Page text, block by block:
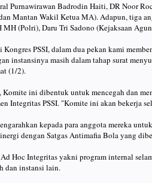
Purnawirawan Badrodin Haiti, DR Noor
Mantan Wakil Ketua MA). Adapun, tiga
(Polri), Daru Tri Sadono (Kejaksaan
Kongres PSSI, dalam dua pekan kami
instansinya masih dalam tahap surat
(1/2).
ini dibentuk untuk mencegah dan
Integritas PSSI. "Komite ini akan bekerja
kepada para anggota mereka
dengan Satgas Antimafia Bola yang
Hoc Integritas yakni program internal
dan instansi lain.